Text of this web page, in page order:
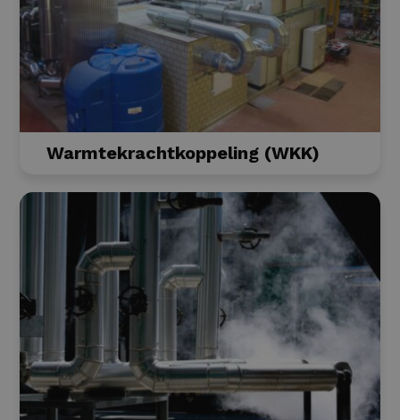
Warmtekrachtkoppeling (WKK)